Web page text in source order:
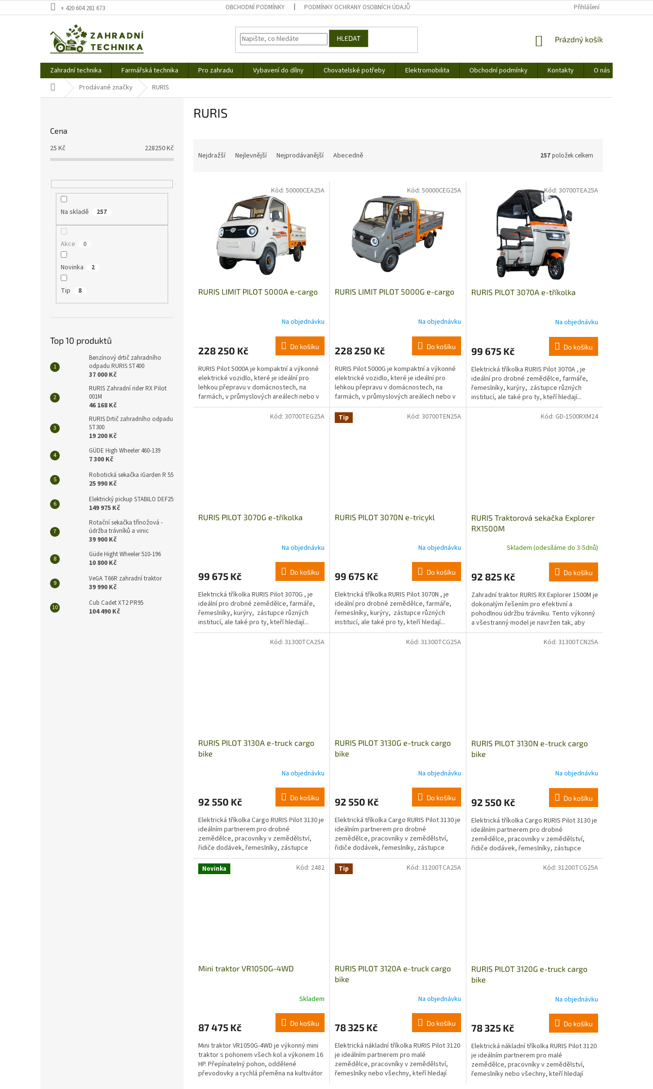
na
+ 420 604 281 673 OBCHODNÍ PODMÍNKY PODMÍNKY OCHRANY OSOBNÍCH ÚDAJŮ Přihlášení
HLEDAT
NÁKUPNÍ
Prázdný košík
Zahradní technika Farmářská technika Pro zahradu Vybavení do dílny Chovatelské potřeby Elektromobilita Obchodní podmínky Kontakty
O nás
Domů Prodávané značky RURIS
Cena
25 Kč 228250Kč
Na skladě 257
Akce 0
Novinka 2
Tip 8
Top 10 produktů
Benzínový drtič zahradního
odpadu RURIS ST400
37 000 Kč
RURIS Zahradní rider RX Pilot
001M
46 168 Kč
RURIS Drtič zahradního odpadu
ST300
19 200 Kč
GÜDE High Wheeler 460-139
7 300 Kč
Robotická sekačka iGarden R 55
25 990 Kč
Elektrický pickup STABILO DEF25
149 975 Kč
Rotační sekačka třínožová -
údržba trávníků a vinic
39 900 Kč
Güde Hight Wheeler 510-196
10 800 Kč
VeGA T66R zahradní traktor
39 990 Kč
Cub Cadet XT2 PR95
104 490 Kč
RURIS
Nejdražší Nejlevnější Nejprodávanější Abecedně 257položek celkem
RURIS LIMIT PILOT 5000A e-cargo
Na objednávku
228 250 Kč Do košíku
RURIS Pilot 5000A je kompaktní a výkonné
elektrické vozidlo, které je ideální pro
lehkou přepravu v domácnostech, na
farmách, v průmyslových areálech nebo v
úzkých městských...
Kód: 50000CEA25A
RURIS LIMIT PILOT 5000G e-cargo
Na objednávku
228 250 Kč Do košíku
RURIS Pilot 5000G je kompaktní a výkonné
elektrické vozidlo, které je ideální pro
lehkou přepravu v domácnostech, na
farmách, v průmyslových areálech nebo v
úzkých městských...
Kód: 50000CEG25A
RURIS PILOT 3070A e-tříkolka
Na objednávku
99 675 Kč Do košíku
Elektrická tříkolka RURIS Pilot 3070A , je
ideální pro drobné zemědělce, farmáře,
řemeslníky, kurýry, zástupce různých
institucí, ale také pro ty, kteří hledají...
Kód: 30700TEA25A
RURIS PILOT 3070G e-tříkolka
Na objednávku
99 675 Kč Do košíku
Elektrická tříkolka RURIS Pilot 3070G , je
ideální pro drobné zemědělce, farmáře,
řemeslníky, kurýry, zástupce různých
institucí, ale také pro ty, kteří hledají...
Kód: 30700TEG25A Tip
RURIS PILOT 3070N e-tricykl
Na objednávku
99 675 Kč Do košíku
Elektrická tříkolka RURIS Pilot 3070N , je
ideální pro drobné zemědělce, farmáře,
řemeslníky, kurýry, zástupce různých
institucí, ale také pro ty, kteří hledají...
Kód: 30700TEN25A
RURIS Traktorová sekačka Explorer
RX1500M
Skladem (odesíláme do 3-5dnů)
92 825 Kč Do košíku
Zahradní traktor RURIS RX Explorer 1500M je
dokonalým řešením pro efektivní a
pohodlnou údržbu trávníku. Tento výkonný
a všestranný model je navržen tak, aby
vyhovoval...
Kód: GD-1500RXM24
RURIS PILOT 3130A e-truck cargo
bike
Na objednávku
92 550 Kč Do košíku
Elektrická tříkolka Cargo RURIS Pilot 3130 je
ideálním partnerem pro drobné
zemědělce, pracovníky v zemědělství,
řidiče dodávek, řemeslníky, zástupce
různých institucí nebo...
Kód: 31300TCA25A
RURIS PILOT 3130G e-truck cargo
bike
Na objednávku
92 550 Kč Do košíku
Elektrická tříkolka Cargo RURIS Pilot 3130 je
ideálním partnerem pro drobné
zemědělce, pracovníky v zemědělství,
řidiče dodávek, řemeslníky, zástupce
různých institucí nebo...
Kód: 31300TCG25A
RURIS PILOT 3130N e-truck cargo
bike
Na objednávku
92 550 Kč Do košíku
Elektrická tříkolka Cargo RURIS Pilot 3130 je
ideálním partnerem pro drobné
zemědělce, pracovníky v zemědělství,
řidiče dodávek, řemeslníky, zástupce
různých institucí nebo...
Kód: 31300TCN25A
Novinka
Mini traktor VR1050G-4WD
Skladem
87 475 Kč Do košíku
Mini traktor VR1050G-4WD je výkonný mini
traktor s pohonem všech kol a výkonem 16
HP. Přepínatelný pohon, oddělené
převodovky a rychlá přeměna na kultivátor
Kód: 2482 Tip
RURIS PILOT 3120A e-truck cargo
bike
Na objednávku
78 325 Kč Do košíku
Elektrická nákladní tříkolka RURIS Pilot 3120
je ideálním partnerem pro malé
zemědělce, pracovníky v zemědělství,
řemeslníky nebo všechny, kteří hledají
Kód: 31200TCA25A
RURIS PILOT 3120G e-truck cargo
bike
Na objednávku
78 325 Kč Do košíku
Elektrická nákladní tříkolka RURIS Pilot 3120
je ideálním partnerem pro malé
zemědělce, pracovníky v zemědělství,
řemeslníky nebo všechny, kteří hledají
Kód: 31200TCG25A